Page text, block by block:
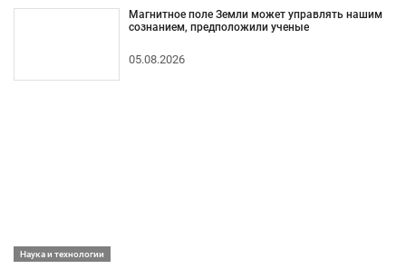
Магнитное поле Земли может управлять нашим
сознанием, предположили ученые
05.08.2026
Наука и технологии